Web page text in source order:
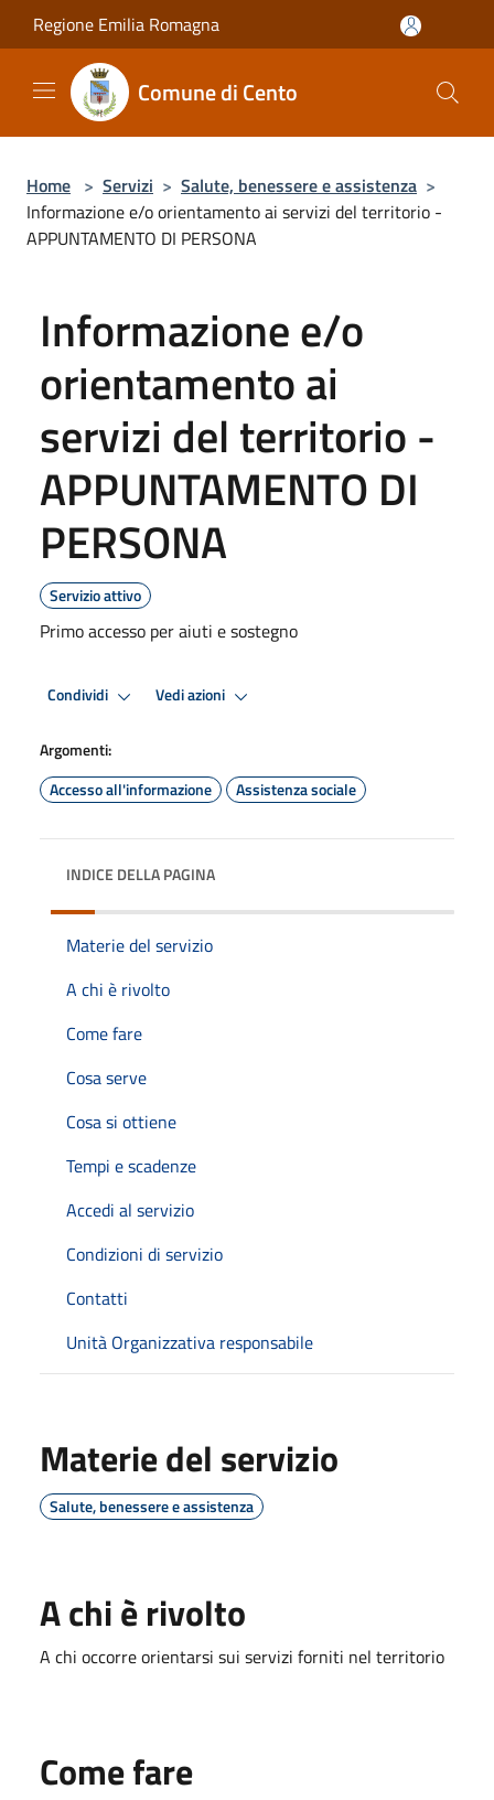
Salta al contenuto principale
Regione Emilia Romagna
Comune di Cento
Home > Servizi > Salute, benessere e assistenza >
Informazione e/o orientamento ai servizi del territorio -
APPUNTAMENTO DI PERSONA
Informazione e/o
orientamento ai
servizi del territorio -
APPUNTAMENTO DI
PERSONA
Servizio attivo
Primo accesso per aiuti e sostegno
Condividi Vedi azioni
Argomenti:
Accesso all'informazione
Assistenza sociale
INDICE DELLA PAGINA
Materie del servizio
A chi è rivolto
Come fare
Cosa serve
Cosa si ottiene
Tempi e scadenze
Accedi al servizio
Condizioni di servizio
Contatti
Unità Organizzativa responsabile
Materie del servizio
Salute, benessere e assistenza
A chi è rivolto
A chi occorre orientarsi sui servizi forniti nel territorio
Come fare